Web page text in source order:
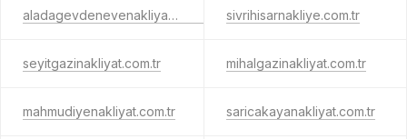
aladagevdenevenakliyat.com.tr sivrihisarnakliye.com.tr
seyitgazinakliyat.com.tr mihalgazinakliyat.com.tr
mahmudiyenakliyat.com.tr saricakayanakliyat.com.tr